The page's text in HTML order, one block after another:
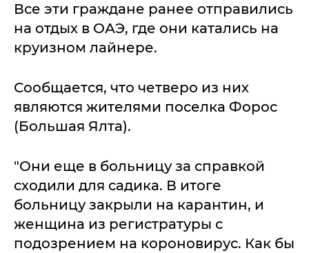
Все эти граждане ранее отправились
на отдых в ОАЭ, где они катались на
круизном лайнере.
Сообщается, что четверо из них
являются жителями поселка Форос
(Большая Ялта).
"Они еще в больницу за справкой
сходили для садика. В итоге
больницу закрыли на карантин, и
женщина из регистратуры с
подозрением на короновирус. Как бы